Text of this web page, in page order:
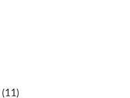
(11)